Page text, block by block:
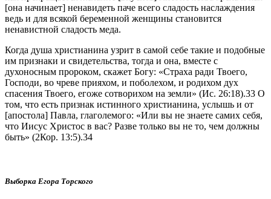
[она начинает] ненавидеть паче всего сладость наслаждения
ведь и для всякой беременной женщины становится
ненавистной сладость меда.
Когда душа христианина узрит в самой себе такие и подобные
им признаки и свидетельства, тогда и она, вместе с
духоносным пророком, скажет Богу: «Страха ради Твоего,
Господи, во чреве прияхом, и поболехом, и родихом дух
спасения Твоего, егоже сотворихом на земли» (Ис. 26:18).33 О
том, что есть признак истинного христианина, услышь и oт
[апостола] Павла, глаголемого: «Или вы не знаете самих себя,
что Иисус Христос в вас? Разве только вы не то, чем должны
быть» (2Кор. 13:5).34
Выборка Егора Торского